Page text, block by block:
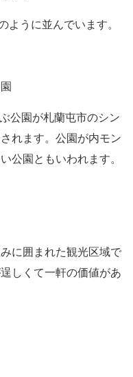
ように並んでいます。
公園が札蘭屯市のシン
れます。公園が内モン
公園ともいわれます。
に囲まれた観光区域で
しくて一軒の価値があ